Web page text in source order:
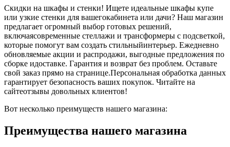
Скидки на шкафы и стенки! Ищете идеальные шкафы купе
или узкие стенки для вашегокабинета или дачи? Наш магазин
предлагает огромный выбор готовых решений,
включаясовременные стеллажи и трансформеры с подсветкой,
которые помогут вам создать стильныйинтерьер. Ежедневно
обновляемые акции и распродажи, выгодные предложения по
сборке идоставке. Гарантия и возврат без проблем. Оставьте
свой заказ прямо на странице.Персональная обработка данных
гарантирует безопасность ваших покупок. Читайте на
сайтеотзывы довольных клиентов!
Вот несколько преимуществ нашего магазина:
Преимущества нашего магазина